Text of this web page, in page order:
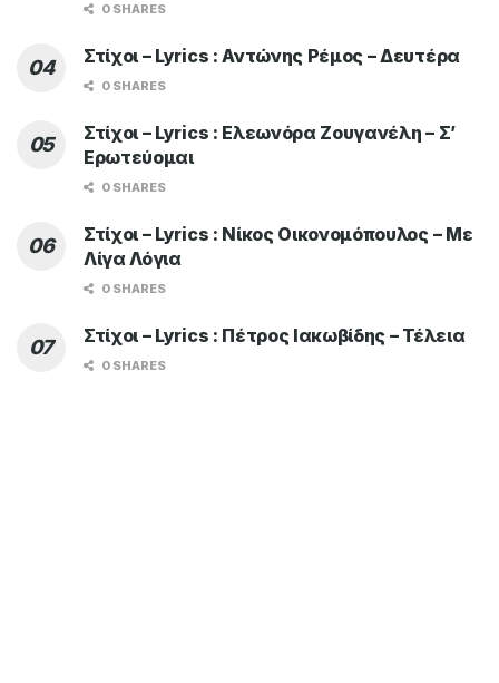
0 SHARES
Στίχοι – Lyrics : Αντώνης Ρέμος – Δευτέρα
0 SHARES
Στίχοι – Lyrics : Ελεωνόρα Ζουγανέλη – Σ’
Ερωτεύομαι
0 SHARES
Στίχοι – Lyrics : Νίκος Οικονομόπουλος – Με
Λίγα Λόγια
0 SHARES
Στίχοι – Lyrics : Πέτρος Ιακωβίδης – Τέλεια
0 SHARES